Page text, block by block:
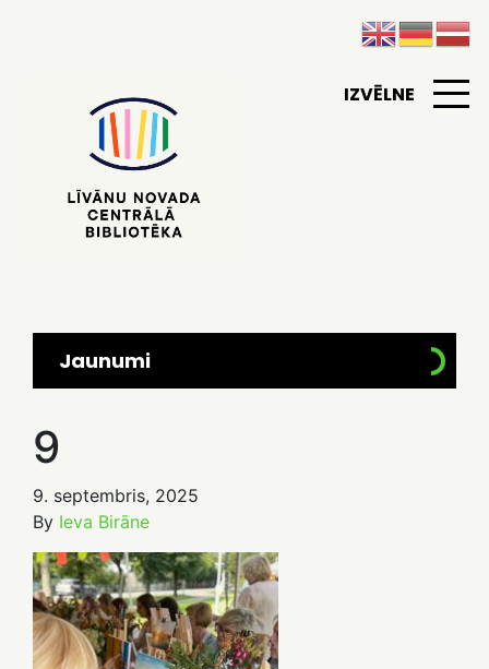
IZVĒLNE
Jaunumi
9
9. septembris, 2025
By Ieva Birāne